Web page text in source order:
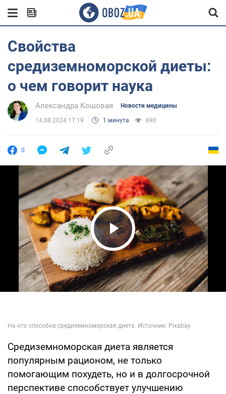
Свойства
средиземноморской диеты:
о чем говорит наука
Александра Кошовая Новости медицины
14.08.2024 17:19 1 минута 690
0
Play Video
Средиземноморская диета является
популярным рационом, не только
помогающим похудеть, но и в долгосрочной
перспективе способствует улучшению